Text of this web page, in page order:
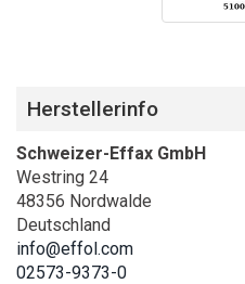
Herstellerinfo
Schweizer-Effax GmbH
Westring 24
48356 Nordwalde
Deutschland
info@effol.com
02573-9373-0